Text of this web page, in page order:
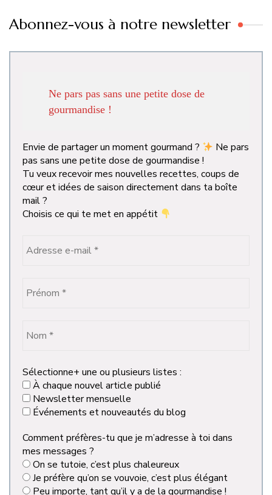
Abonnez-vous à notre newsletter
Ne pars pas sans une petite dose de
gourmandise !
Envie de partager un moment gourmand ?
Ne pars
pas sans une petite dose de gourmandise !
Tu veux recevoir mes nouvelles recettes, coups de
cœur et idées de saison directement dans ta boîte
mail ?
Choisis ce qui te met en appétit
Sélectionne+ une ou plusieurs listes :
À chaque nouvel article publié
Newsletter mensuelle
Événements et nouveautés du blog
Comment préfères-tu que je m’adresse à toi dans
mes messages ?
On se tutoie, c’est plus chaleureux
Je préfère qu’on se vouvoie, c’est plus élégant
Peu importe, tant qu’il y a de la gourmandise !